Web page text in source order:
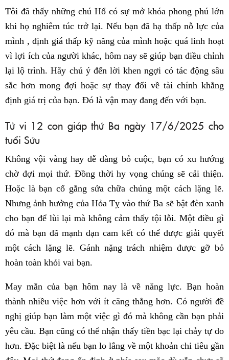
Tôi đã thấy những chú Hổ có sự mở khóa phong phú lớn
khi họ nghiêm túc trở lại. Nếu bạn đã hạ thấp nỗ lực của
mình , định giá thấp kỹ năng của mình hoặc quá linh hoạt
vì lợi ích của người khác, hôm nay sẽ giúp bạn điều chỉnh
lại lộ trình. Hãy chú ý đến lời khen ngợi có tác động sâu
sắc hơn mong đợi hoặc sự thay đổi về tài chính khẳng
định giá trị của bạn. Đó là vận may đang đến với bạn.
Tử vi 12 con giáp thứ Ba ngày 17/6/2025 cho
tuổi Sửu
Không vội vàng hay dễ dàng bỏ cuộc, bạn có xu hướng
chờ đợi mọi thứ. Đồng thời hy vọng chúng sẽ cải thiện.
Hoặc là bạn cố gắng sửa chữa chúng một cách lặng lẽ.
Nhưng ảnh hưởng của Hỏa Tỵ vào thứ Ba sẽ bật đèn xanh
cho bạn để lùi lại mà không cảm thấy tội lỗi. Một điều gì
đó mà bạn đã mạnh dạn cam kết có thể được giải quyết
một cách lặng lẽ. Gánh nặng trách nhiệm được gỡ bỏ
hoàn toàn khỏi vai bạn.
May mắn của bạn hôm nay là về năng lực. Bạn hoàn
thành nhiều việc hơn với ít căng thẳng hơn. Có người đề
nghị giúp bạn làm một việc gì đó mà không cần bạn phải
yêu cầu. Bạn cũng có thể nhận thấy tiền bạc lại chảy tự do
hơn. Đặc biệt là nếu bạn lo lắng về một khoản chi tiêu gần